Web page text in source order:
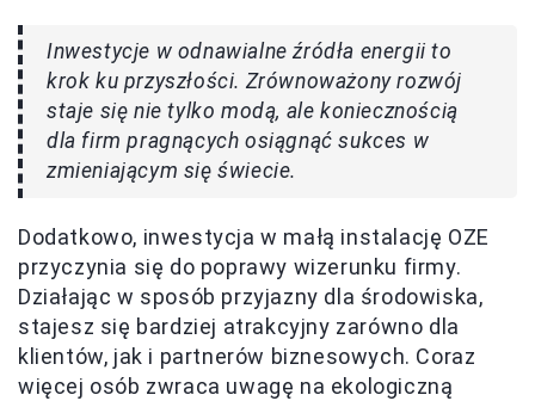
Inwestycje w odnawialne źródła energii to
krok ku przyszłości. Zrównoważony rozwój
staje się nie tylko modą, ale koniecznością
dla firm pragnących osiągnąć sukces w
zmieniającym się świecie.
Dodatkowo, inwestycja w małą instalację OZE
przyczynia się do poprawy wizerunku firmy.
Działając w sposób przyjazny dla środowiska,
stajesz się bardziej atrakcyjny zarówno dla
klientów, jak i partnerów biznesowych. Coraz
więcej osób zwraca uwagę na ekologiczną